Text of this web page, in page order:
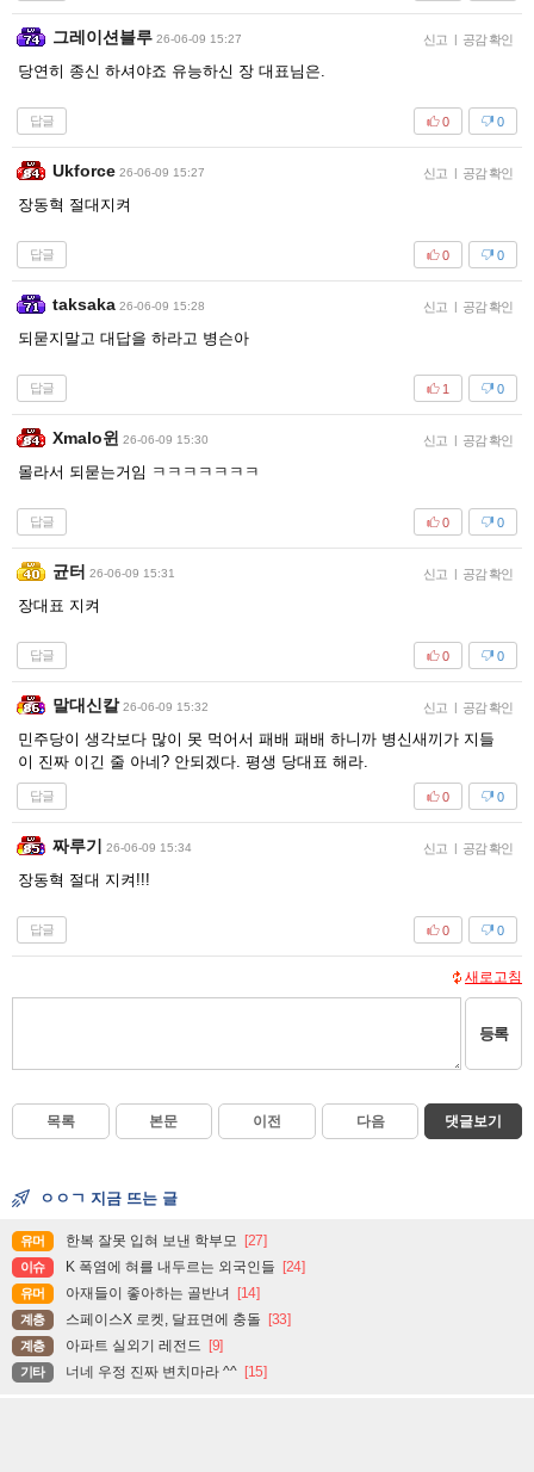
그레이션블루 26-06-09 15:27 신고 | 공감 확인
당연히 종신 하셔야죠 유능하신 장 대표님은.
답글 0
0
Ukforce 26-06-09 15:27 신고 | 공감 확인
장동혁 절대지켜
답글 0
0
taksaka 26-06-09 15:28 신고 | 공감 확인
되묻지말고 대답을 하라고 병슨아
답글 0
1
Xmalo윈 26-06-09 15:30 신고 | 공감 확인
몰라서 되묻는거임 ㅋㅋㅋㅋㅋㅋㅋ
답글 0
0
균터 26-06-09 15:31 신고 | 공감 확인
장대표 지켜
답글 0
0
말대신칼 26-06-09 15:32 신고 | 공감 확인
민주당이 생각보다 많이 못 먹어서 패배 패배 하니까 병신새끼가 지들
이 진짜 이긴 줄 아네? 안되겠다. 평생 당대표 해라.
답글 0
0
짜루기 26-06-09 15:34 신고 | 공감 확인
장동혁 절대 지켜!!!
답글 0
0
새로고침
등록
목록 본문 이전 다음 댓글보기
ㅇㅇㄱ 지금 뜨는 글
유머 한복 잘못 입혀 보낸 학부모 [27]
이슈 K 폭염에 혀를 내두르는 외국인들 [24]
유머 아재들이 좋아하는 골반녀 [14]
계층 스페이스X 로켓, 달표면에 충돌 [33]
계층 아파트 실외기 레전드 [9]
기타 너네 우정 진짜 변치마라 ^^ [15]